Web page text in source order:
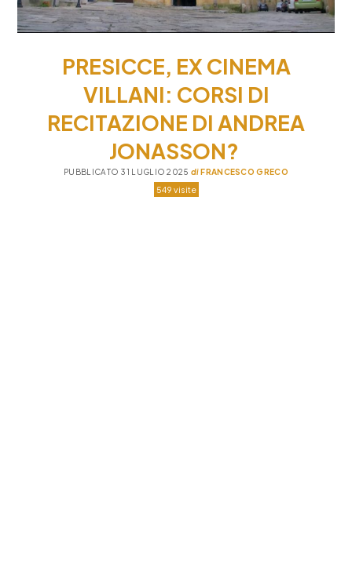
PRESICCE, EX CINEMA
VILLANI: CORSI DI
RECITAZIONE DI ANDREA
JONASSON?
PUBBLICATO 31 LUGLIO 2025 diFRANCESCO GRECO
549 visite